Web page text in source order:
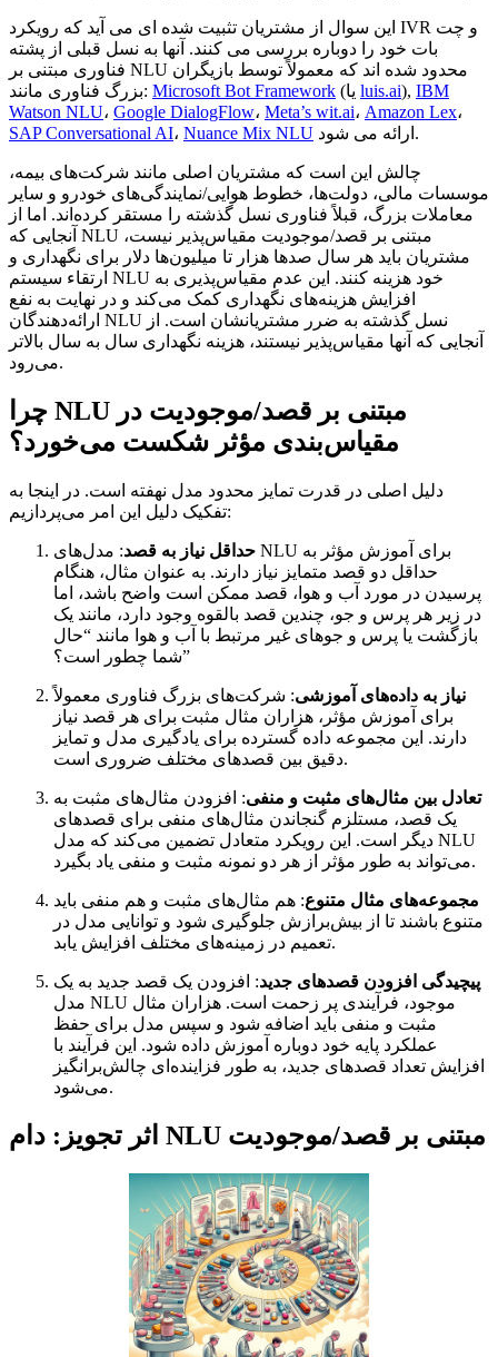
این سوال از مشتریان تثبیت شده ای می آید که رویکرد IVR و چت
بات خود را دوباره بررسی می کنند. آنها به نسل قبلی از پشته
فناوری مبتنی بر NLU محدود شده اند که معمولاً توسط بازیگران
بزرگ فناوری مانند: Microsoft Bot Framework luis.ai), IBM
Watson NLU، Google DialogFlow، Meta’s wit.ai، Amazon Lex،
SAP Conversational AI، Nuance Mix NLU ارائه می شود.
چالش این است که مشتریان اصلی مانند شرکت‌های بیمه،
موسسات مالی، دولت‌ها، خطوط هوایی/نمایندگی‌های خودرو و سایر
معاملات بزرگ، قبلاً فناوری نسل گذشته را مستقر کرده‌اند. اما از
آنجایی که NLU مبتنی بر قصد/موجودیت مقیاس‌پذیر نیست،
مشتریان باید هر سال صدها هزار تا میلیون‌ها دلار برای نگهداری و
ارتقاء سیستم NLU خود هزینه کنند. این عدم مقیاس‌پذیری به
افزایش هزینه‌های نگهداری کمک می‌کند و در نهایت به نفع
ارائه‌دهندگان NLU نسل گذشته به ضرر مشتریانشان است. از
آنجایی که آنها مقیاس‌پذیر نیستند، هزینه نگهداری سال به سال بالاتر
می‌رود.
چرا NLU مبتنی بر قصد/موجودیت در
مقیاس‌بندی مؤثر شکست می‌خورد؟
دلیل اصلی در قدرت تمایز محدود مدل نهفته است. در اینجا به
تفکیک دلیل این امر می‌پردازیم:
حداقل نیاز به قصد: مدل‌های NLU برای آموزش مؤثر به
حداقل دو قصد متمایز نیاز دارند. به عنوان مثال، هنگام
پرسیدن در مورد آب و هوا، قصد ممکن است واضح باشد، اما
در زیر هر پرس و جو، چندین قصد بالقوه وجود دارد، مانند یک
بازگشت یا پرس و جوهای غیر مرتبط با آب و هوا مانند “حال
شما چطور است؟”
نیاز به داده‌های آموزشی: شرکت‌های بزرگ فناوری معمولاً
برای آموزش مؤثر، هزاران مثال مثبت برای هر قصد نیاز
دارند. این مجموعه داده گسترده برای یادگیری مدل و تمایز
دقیق بین قصدهای مختلف ضروری است.
تعادل بین مثال‌های مثبت و منفی: افزودن مثال‌های مثبت به
یک قصد، مستلزم گنجاندن مثال‌های منفی برای قصدهای
دیگر است. این رویکرد متعادل تضمین می‌کند که مدل NLU
می‌تواند به طور مؤثر از هر دو نمونه مثبت و منفی یاد بگیرد.
مجموعه‌های مثال متنوع: هم مثال‌های مثبت و هم منفی باید
متنوع باشند تا از بیش‌برازش جلوگیری شود و توانایی مدل در
تعمیم در زمینه‌های مختلف افزایش یابد.
پیچیدگی افزودن قصدهای جدید: افزودن یک قصد جدید به یک
مدل NLU موجود، فرآیندی پر زحمت است. هزاران مثال
مثبت و منفی باید اضافه شود و سپس مدل برای حفظ
عملکرد پایه خود دوباره آموزش داده شود. این فرآیند با
افزایش تعداد قصدهای جدید، به طور فزاینده‌ای چالش‌برانگیز
می‌شود.
اثر تجویز: دام NLU مبتنی بر قصد/موجودیت